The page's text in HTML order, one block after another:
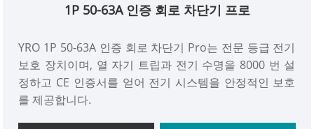
1P 50-63A 인증 회로 차단기 프로
YRO 1P 50-63A 인증 회로 차단기 Pro는 전문 등급 전기
보호 장치이며, 열 자기 트립과 전기 수명을 8000 번 설
정하고 CE 인증서를 얻어 전기 시스템을 안정적인 보호
를 제공합니다.